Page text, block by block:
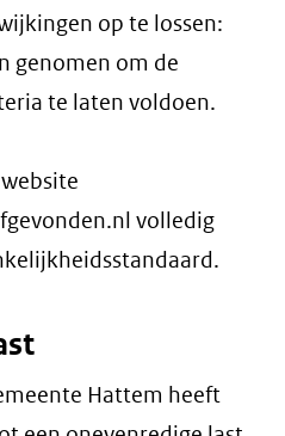
op te lossen:
genomen om de
te laten voldoen.
volledig
Hattem heeft